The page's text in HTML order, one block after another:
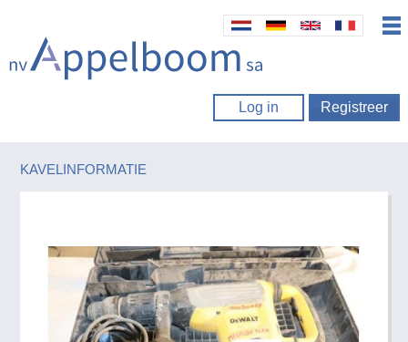
Log in Registreer
KAVELINFORMATIE